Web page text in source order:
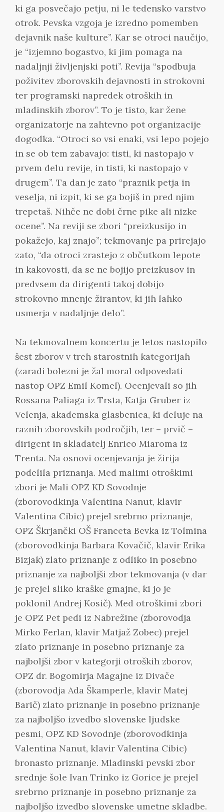
ki ga posvečajo petju, ni le tedensko varstvo
otrok. Pevska vzgoja je izredno pomemben
dejavnik naše kulture”. Kar se otroci naučijo,
je “izjemno bogastvo, ki jim pomaga na
nadaljnji življenjski poti”. Revija “spodbuja
poživitev zborovskih dejavnosti in strokovni
ter programski napredek otroških in
mladinskih zborov”. To je tisto, kar žene
organizatorje na zahtevno pot organizacije
dogodka. “Otroci so vsi enaki, vsi lepo pojejo
in se ob tem zabavajo: tisti, ki nastopajo v
prvem delu revije, in tisti, ki nastopajo v
drugem”. Ta dan je zato “praznik petja in
veselja, ni izpit, ki se ga bojiš in pred njim
trepetaš. Nihče ne dobi črne pike ali nizke
ocene”. Na reviji se zbori “preizkusijo in
pokažejo, kaj znajo”; tekmovanje pa prirejajo
zato, “da otroci zrastejo z občutkom lepote
in kakovosti, da se ne bojijo preizkusov in
predvsem da dirigenti takoj dobijo
strokovno mnenje žirantov, ki jih lahko
usmerja v nadaljnje delo”.
Na tekmovalnem koncertu je letos nastopilo
šest zborov v treh starostnih kategorijah
(zaradi bolezni je žal moral odpovedati
nastop OPZ Emil Komel). Ocenjevali so jih
Rossana Paliaga iz Trsta, Katja Gruber iz
Velenja, akademska glasbenica, ki deluje na
raznih zborovskih področjih, ter – prvič –
dirigent in skladatelj Enrico Miaroma iz
Trenta. Na osnovi ocenjevanja je žirija
podelila priznanja. Med malimi otroškimi
zbori je Mali OPZ KD Sovodnje
(zborovodkinja Valentina Nanut, klavir
Valentina Cibic) prejel srebrno priznanje,
OPZ Škrjančki OŠ Franceta Bevka iz Tolmina
(zborovodkinja Barbara Kovačič, klavir Erika
Bizjak) zlato priznanje z odliko in posebno
priznanje za najboljši zbor tekmovanja (v dar
je prejel sliko kraške gmajne, ki jo je
poklonil Andrej Kosič). Med otroškimi zbori
je OPZ Pet pedi iz Nabrežine (zborovodja
Mirko Ferlan, klavir Matjaž Zobec) prejel
zlato priznanje in posebno priznanje za
najboljši zbor v kategorji otroških zborov,
OPZ dr. Bogomirja Magajne iz Divače
(zborovodja Ada Škamperle, klavir Matej
Barič) zlato priznanje in posebno priznanje
za najboljšo izvedbo slovenske ljudske
pesmi, OPZ KD Sovodnje (zborovodkinja
Valentina Nanut, klavir Valentina Cibic)
bronasto priznanje. Mladinski pevski zbor
srednje šole Ivan Trinko iz Gorice je prejel
srebrno priznanje in posebno priznanje za
najboljšo izvedbo slovenske umetne skladbe.